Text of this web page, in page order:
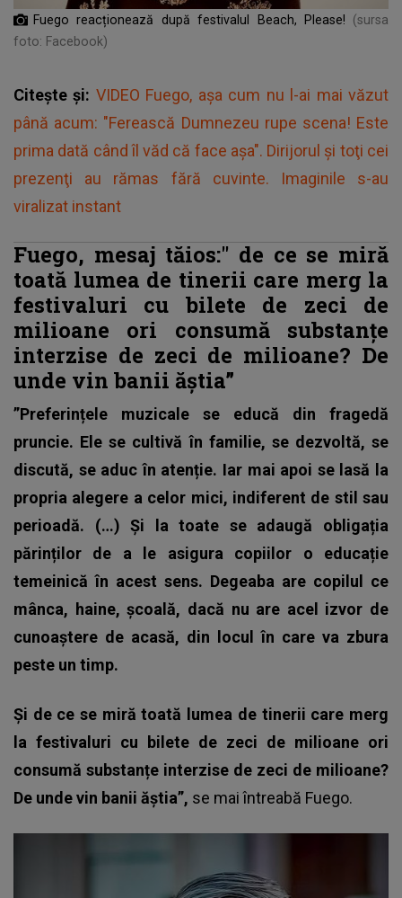
Fuego reacționează după festivalul Beach, Please!
(sursa
foto: Facebook)
Citește și: VIDEO Fuego, așa cum nu l-ai mai văzut
până acum: "Ferească Dumnezeu rupe scena! Este
prima dată când îl văd că face așa". Dirijorul și toţi cei
prezenţi au rămas fără cuvinte. Imaginile s-au
viralizat instant
Fuego, mesaj tăios:" de ce se miră
toată lumea de tinerii care merg la
festivaluri cu bilete de zeci de
milioane ori consumă substanțe
interzise de zeci de milioane? De
unde vin banii ăștia”
”Preferințele muzicale se educă din fragedă
pruncie. Ele se cultivă în familie, se dezvoltă, se
discută, se aduc în atenție. Iar mai apoi se lasă la
propria alegere a celor mici, indiferent de stil sau
perioadă. (…)Și la toate se adaugă obligația
părinților de a le asigura copiilor o educație
temeinică în acest sens. Degeaba are copilul ce
mânca, haine, școală, dacă nu are acel izvor de
cunoaștere de acasă, din locul în care va zbura
peste un timp.
Și de ce se miră toată lumea de tinerii care merg
la festivaluri cu bilete de zeci de milioane ori
consumă substanțe interzise de zeci de milioane?
De unde vin banii ăștia”, se mai întreabă Fuego.